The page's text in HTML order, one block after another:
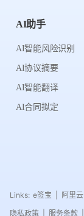
AI助手
AI智能风险识别
AI协议摘要
AI智能翻译
AI合同拟定
Links: e签宝 阿里云
隐私政策
服务条款